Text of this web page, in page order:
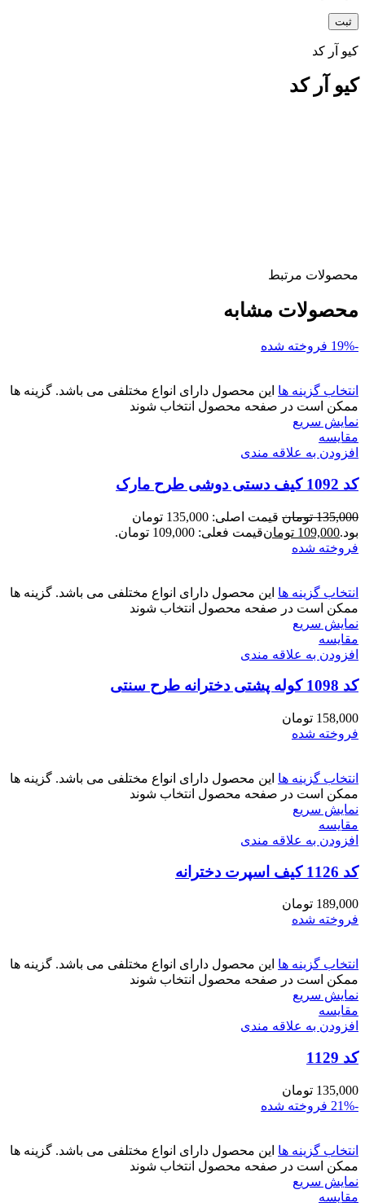
کیو آر کد
کیو آر کد
محصولات مرتبط
محصولات مشابه
-19% فروخته شده
انتخاب گزینه ها این محصول دارای انواع مختلفی می باشد. گزینه ها
ممکن است در صفحه محصول انتخاب شوند
نمایش سریع
مقايسه
افزودن به علاقه مندی
کد 1092 کیف دستی دوشی طرح مارک
135,000 تومان
قیمت اصلی: 135,000 تومان
بود.109,000 تومانقیمت فعلی: 109,000 تومان.
فروخته شده
انتخاب گزینه ها این محصول دارای انواع مختلفی می باشد. گزینه ها
ممکن است در صفحه محصول انتخاب شوند
نمایش سریع
مقايسه
افزودن به علاقه مندی
کد 1098 کوله پشتی دخترانه طرح سنتی
158,000 تومان
فروخته شده
انتخاب گزینه ها این محصول دارای انواع مختلفی می باشد. گزینه ها
ممکن است در صفحه محصول انتخاب شوند
نمایش سریع
مقايسه
افزودن به علاقه مندی
کد 1126 کیف اسپرت دخترانه
189,000 تومان
فروخته شده
انتخاب گزینه ها این محصول دارای انواع مختلفی می باشد. گزینه ها
ممکن است در صفحه محصول انتخاب شوند
نمایش سریع
مقايسه
افزودن به علاقه مندی
کد 1129
135,000 تومان
-21%
فروخته شده
انتخاب گزینه ها این محصول دارای انواع مختلفی می باشد. گزینه ها
ممکن است در صفحه محصول انتخاب شوند
نمایش سریع
مقايسه